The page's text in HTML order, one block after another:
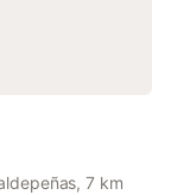
7 km